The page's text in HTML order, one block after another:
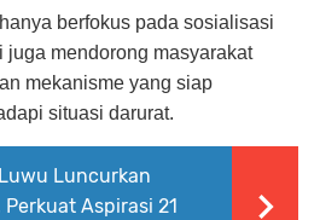
berfokus pada sosialisasi
juga mendorong masyarakat
mekanisme yang siap
situasi darurat.
Luncurkan
Aspirasi 21